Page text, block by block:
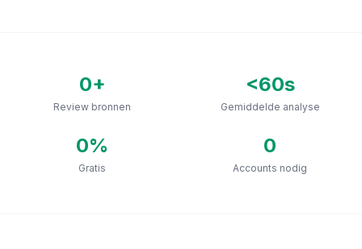
0+
Review bronnen
<60s
Gemiddelde analyse
0%
Gratis
0
Accounts nodig